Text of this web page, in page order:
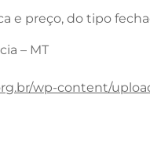
e preço, do tipo
– MT
wp-content/